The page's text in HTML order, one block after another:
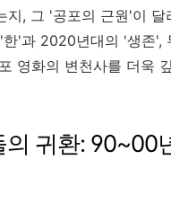
지, 그 '공포의 근원'이 달
'과 2020년대의 '생존',
영화의 변천사를 더욱
의 귀환: 90~00